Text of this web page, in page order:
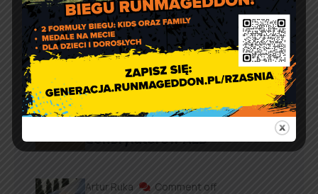
Marcin Kazuba Comment off
Sportowy weekend z Czarnymi
Rząśnia
Agnieszka Wiśniewska
Prośba o szanowanie i
defibrylatorów AED
Artur Ruka Comment off